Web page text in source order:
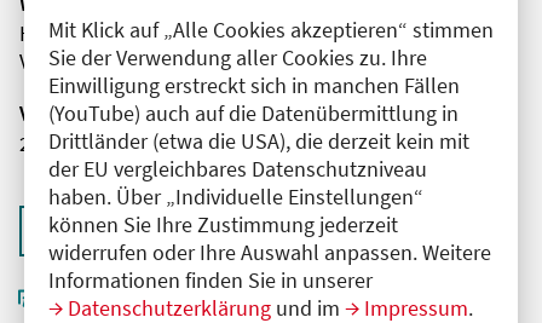
Mit Klick auf „Alle Cookies akzeptieren“ stimmen
Sie der Verwendung aller Cookies zu. Ihre
Einwilligung erstreckt sich in manchen Fällen
(YouTube) auch auf die Datenübermittlung in
Drittländer (etwa die USA), die derzeit kein mit
der EU vergleichbares Datenschutzniveau
haben. Über „Individuelle Einstellungen“
können Sie Ihre Zustimmung jederzeit
widerrufen oder Ihre Auswahl anpassen. Weitere
Informationen finden Sie in unserer
Datenschutzerklärung und im Impressum.
Herr Dr. med. Süha Dasdelen
Vivantes Humboldt-Klinikum
Veranstaltungsnummer
2761102026005260093
Zurück zur Übersicht